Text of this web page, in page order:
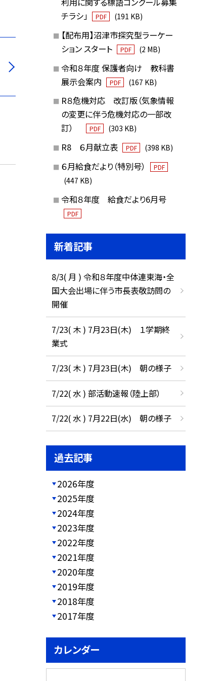
チラシ」
PDF (191 KB)
【配布用】沼津市探究型ラーケー
ション スタート
PDF (2 MB)
令和８年度 保護者向け 教科書
展示会案内
PDF (167 KB)
R８危機対応 改訂版（気象情報
の変更に伴う危機対応の一部改
訂）
PDF (303 KB)
R8 ６月献立表 PDF (398 KB)
６月給食だより（特別号） PDF
(447 KB)
令和８年度 給食だより6月号
PDF
新着記事
8/3( 月 ) 令和８年度中体連東海・全
国大会出場に伴う市長表敬訪問の
開催
7/23( 木 ) 7月23日(木) １学期終
業式
7/23( 木 ) 7月23日(木) 朝の様子
7/22( 水 ) 部活動速報（陸上部）
7/22( 水 ) 7月22日(水) 朝の様子
過去記事
2026年度
2025年度
2024年度
2023年度
2022年度
2021年度
2020年度
2019年度
2018年度
2017年度
カレンダー